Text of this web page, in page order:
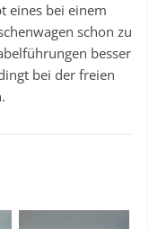
eines bei einem
schon zu
besser
bei der freien